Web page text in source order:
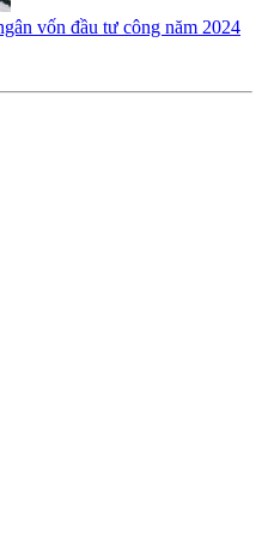
vốn đầu tư công năm 2024